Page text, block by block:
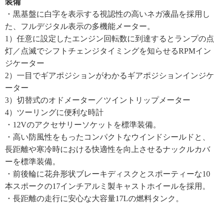
装備
・黒基盤に白字を表示する視認性の高いネガ液晶を採用し
た、フルデジタル表示の多機能メーター。
1）任意に設定したエンジン回転数に到達するとランプの点
灯／点滅でシフトチェンジタイミングを知らせるRPMイン
ジケーター
2）一目でギアポジションがわかるギアポジションインジケ
ーター
3）切替式のオドメーター／ツイントリップメーター
4）ツーリングに便利な時計
・12Vのアクセサリーソケットを標準装備。
・高い防風性をもったコンパクトなウインドシールドと、
長距離や寒冷時における快適性を向上させるナックルカバ
ーを標準装備。
・前後輪に花弁形状ブレーキディスクとスポーティーな10
本スポークの17インチアルミ製キャストホイールを採用。
・長距離の走行に安心な大容量17Lの燃料タンク。